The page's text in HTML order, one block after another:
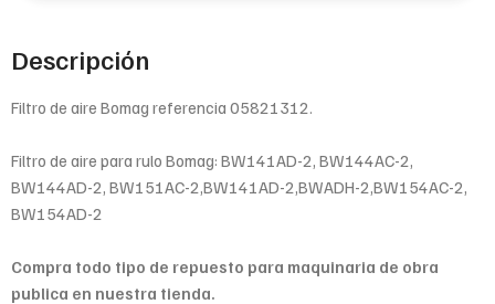
Descripción
Filtro de aire Bomag referencia 05821312.
Filtro de aire para rulo Bomag: BW141AD-2, BW144AC-2,
BW144AD-2, BW151AC-2,BW141AD-2,BWADH-2,BW154AC-2,
BW154AD-2
Compra todo tipo de repuesto para maquinaria de obra
publica en nuestra tienda.